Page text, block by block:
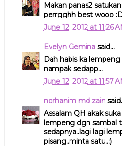
Makan panas2
perrgghh best wooo
June 12, 2012 at 11:26
Evelyn Geminasaid...
Dah habis ka lempeng
nampak sedapp...
June 12, 2012 at 11:57
norhanim md zain
Assalam QH akak
lempeng dgn sambal
sedapnya..lagi lagi
pisang..minta satu..:)